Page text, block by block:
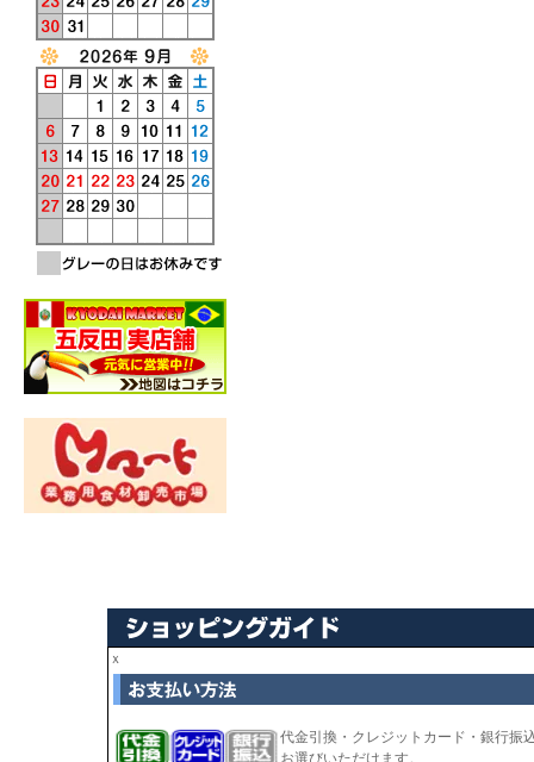
ｘ
代金引換・クレジットカード・銀行振
お選びいただけます。